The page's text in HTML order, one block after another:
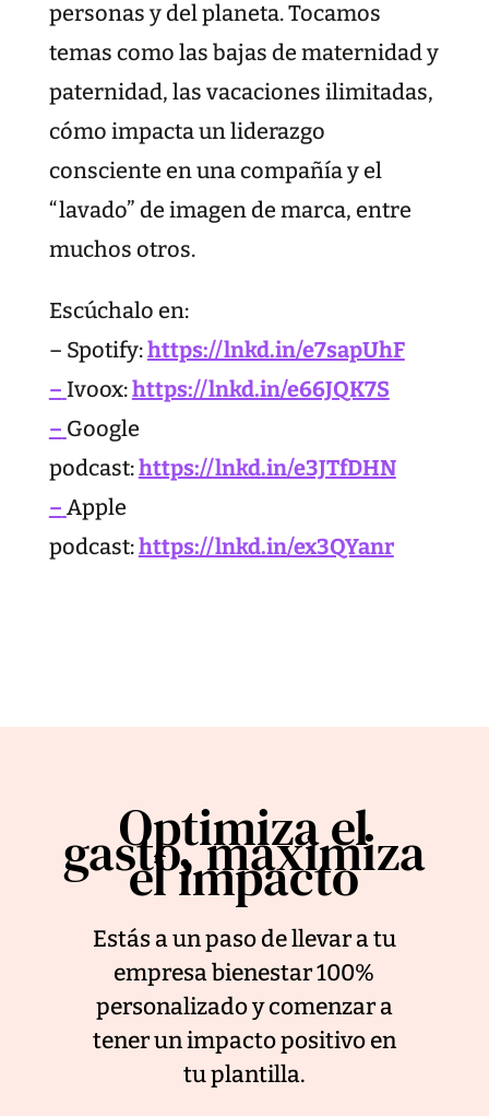
personas y del planeta. Tocamos
temas como las bajas de maternidad y
paternidad, las vacaciones ilimitadas,
cómo impacta un liderazgo
consciente en una compañía y el
“lavado” de imagen de marca, entre
muchos otros.
Escúchalo en:
– Spotify:https://lnkd.in/e7sapUhF
– Ivoox:https://lnkd.in/e66JQK7S
– Google
podcast:https://lnkd.in/e3JTfDHN
– Apple
podcast:https://lnkd.in/ex3QYanr
Optimiza el
gasto, maximiza
el impacto
Estás a un paso de llevar a tu
empresa bienestar 100%
personalizado y comenzar a
tener un impacto positivo en
tu plantilla.